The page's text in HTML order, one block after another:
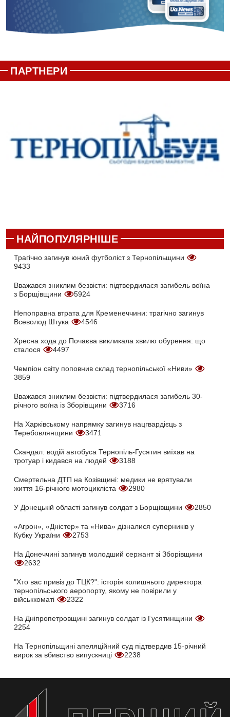
ПАРТНЕРИ
НАЙПОПУЛЯРНІШЕ
Трагічно загинув юний футболіст з Тернопільщини
9433
Вважався зниклим безвісти: підтвердилася загибель воїна
з Борщівщини
5924
Непоправна втрата для Кременеччини: трагічно загинув
Всеволод Штука
4546
Хресна хода до Почаєва викликала хвилю обурення: що
сталося
4497
Чемпіон світу поповнив склад тернопільської «Ниви»
3859
Вважався зниклим безвісти: підтвердилася загибель 30-
річного воїна із Зборівщини
3716
На Харківському напрямку загинув нацгвардієць з
Теребовлянщини
3471
Скандал: водій автобуса Тернопіль-Гусятин виїхав на
тротуар і кидався на людей
3188
Смертельна ДТП на Козівщині: медики не врятували
життя 16-річного мотоцикліста
2980
У Донецькій області загинув солдат з Борщівщини 2850
«Агрон», «Дністер» та «Нива» дізналися суперників у
Кубку України
2753
На Донеччині загинув молодший сержант зі Зборівщини
2632
"Хто вас привіз до ТЦК?": історія колишнього директора
тернопільського аеропорту, якому не повірили у
військкоматі
2322
На Дніпропетровщині загинув солдат із Гусятинщини
2254
На Тернопільщині апеляційний суд підтвердив 15-річний
вирок за вбивство випускниці
2238